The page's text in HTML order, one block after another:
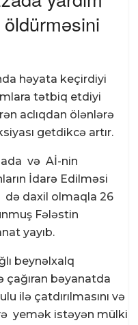
həyata keçirdiyi
tətbiq etdiyi
aclıqdan ölənlərə
getdikcə artır.
və Aİ-nin
İdarə Edilməsi
də daxil olmaqla 26
Fələstin
yayıb.
beynəlxalq
çağıran bəyanatda
ilə çatdırılmasını və
yemək istəyən mülki